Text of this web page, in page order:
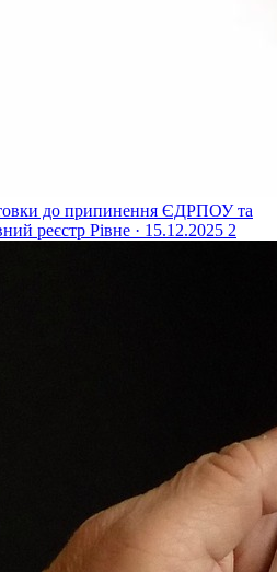
до припинення ЄДРПОУ та
реєстр Рівне · 15.12.2025 2